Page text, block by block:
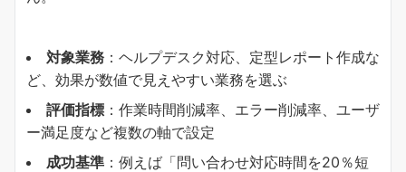
対象業務 ：ヘルプデスク対応、定型レポート作成な
ど、効果が数値で見えやすい業務を選ぶ
評価指標 ：作業時間削減率、エラー削減率、ユーザ
ー満足度など複数の軸で設定
成功基準 ：例えば「問い合わせ対応時間を20％短